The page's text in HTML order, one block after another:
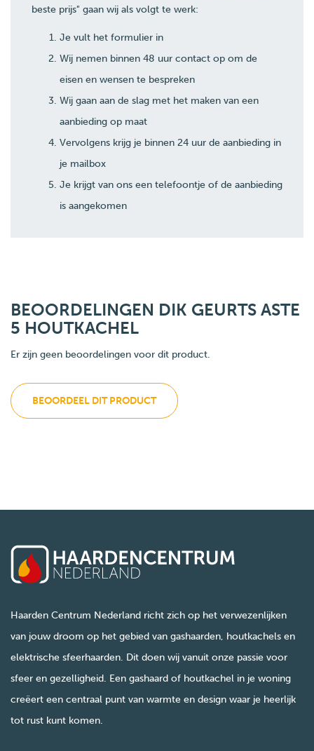
beste prijs" gaan wij als volgt te werk:
Je vult het formulier in
Wij nemen binnen 48 uur contact op om de
eisen en wensen te bespreken
Wij gaan aan de slag met het maken van een
aanbieding op maat
Vervolgens krijg je binnen 24 uur de aanbieding in
je mailbox
Je krijgt van ons een telefoontje of de aanbieding
is aangekomen
BEOORDELINGEN DIK GEURTS ASTE
5 HOUTKACHEL
Er zijn geen beoordelingen voor dit product.
BEOORDEEL DIT PRODUCT
Haarden Centrum Nederland richt zich op het verwezenlijken
van jouw droom op het gebied van gashaarden, houtkachels en
elektrische sfeerhaarden. Dit doen wij vanuit onze passie voor
sfeer en gezelligheid. Een gashaard of houtkachel in je woning
creëert een centraal punt van warmte en design waar je heerlijk
tot rust kunt komen.